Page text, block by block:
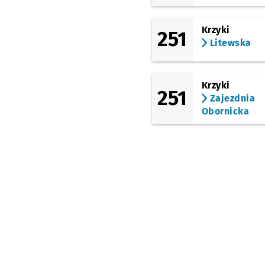
Dworzec Główny
(Dworcowa)
Skwer Krasińskiego
(Krasińskiego)
Krasińskiego
(pl. Powstańców Warszawy)
Urząd Wojewódzki
251
Krzyki
Litewska
251
Krzyki
Zajezdnia
Obornicka